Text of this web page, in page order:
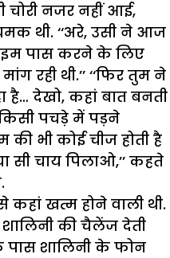
नजर नहीं आई,
थी. ‘‘अरे, उसी ने आज
पास करने के लिए
रही थी.’’ ‘‘फिर तुम ने
है… देखो, कहां बात बनती
किसी पचड़े में पड़ने
की भी कोई चीज होती है
सी चाय पिलाओ,’’ कहते
खत्म होने वाली थी.
की चैलेंज देती
शालिनी के फोन